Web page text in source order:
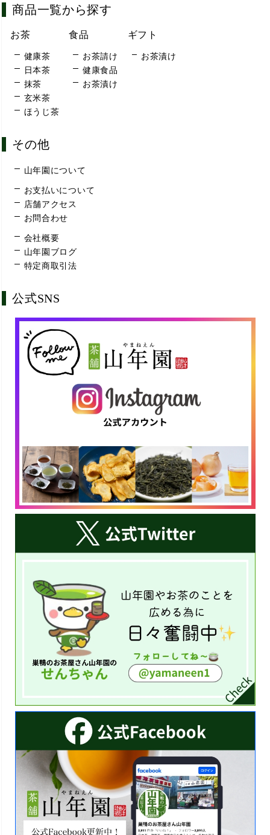
商品一覧から探す
お茶
健康茶
日本茶
抹茶
玄米茶
ほうじ茶
食品
お茶請け
健康食品
お茶漬け
ギフト
お茶漬け
その他
山年園について
お支払いについて
店舗アクセス
お問合わせ
会社概要
山年園ブログ
特定商取引法
公式SNS